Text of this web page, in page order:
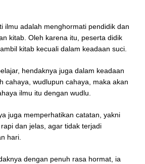
ilmu adalah menghormati pendidik dan
kitab. Oleh karena itu, peserta didik
kitab kecuali dalam keadaan suci.
hendaknya juga dalam keadaan
cahaya, wudlupun cahaya, maka akan
ilmu itu dengan wudlu.
juga memperhatikan catatan, yakni
dan jelas, agar tidak terjadi
hari.
dengan penuh rasa hormat, ia